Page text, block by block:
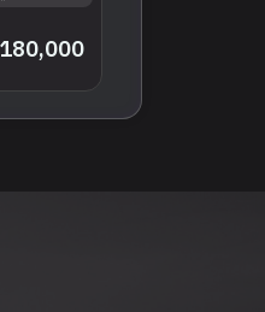
180,000